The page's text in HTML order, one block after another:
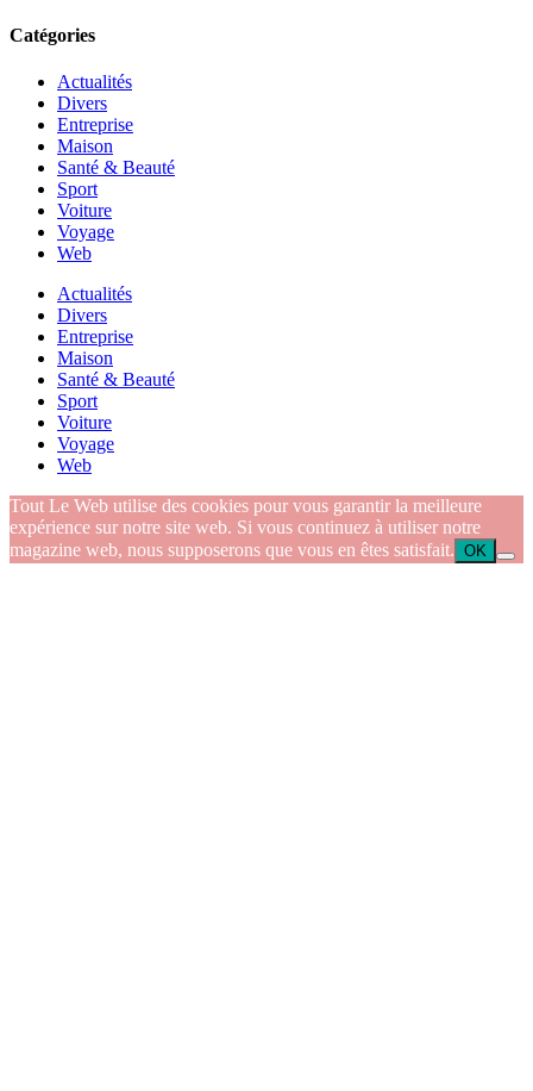
Catégories
Actualités
Divers
Entreprise
Maison
Santé & Beauté
Sport
Voiture
Voyage
Web
Actualités
Divers
Entreprise
Maison
Santé & Beauté
Sport
Voiture
Voyage
Web
Tout Le Web utilise des cookies pour vous garantir la meilleure
expérience sur notre site web. Si vous continuez à utiliser notre
magazine web, nous supposerons que vous en êtes satisfait. OK